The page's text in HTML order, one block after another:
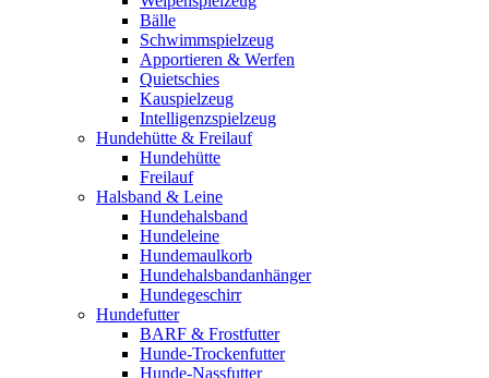
Bälle
Schwimmspielzeug
Apportieren & Werfen
Quietschies
Kauspielzeug
Intelligenzspielzeug
Hundehütte & Freilauf
Hundehütte
Freilauf
Halsband & Leine
Hundehalsband
Hundeleine
Hundemaulkorb
Hundehalsbandanhänger
Hundegeschirr
Hundefutter
BARF & Frostfutter
Hunde-Trockenfutter
Hunde-Nassfutter